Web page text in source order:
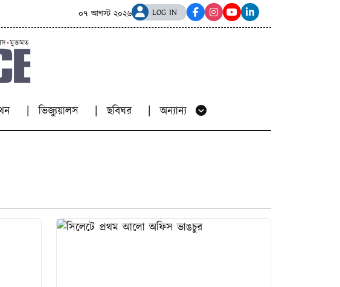
কিশোরীকে যৌন হয়রানির অভিযোগ, বানিয়াচংয়ে এনসিপি নেতাসহ দুইজনের
০৭ আগস্ট ২০২৬ LOG IN
ভিজ্যুয়ালস ছবিঘর অন্যান্য